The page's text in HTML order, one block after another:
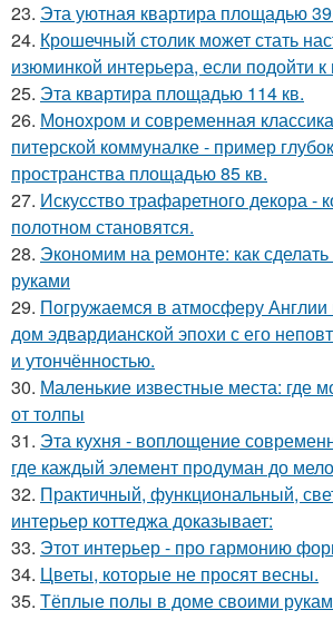
23. Эта уютная квартира площадью 39
24. Крошечный столик может стать
изюминкой интерьера, если подойти к
25. Эта квартира площадью 114 кв.
26. Монохром и современная
питерской коммуналке - пример
пространства площадью 85 кв.
27. Искусство трафаретного декора -
полотном становятся.
28. Экономим на ремонте: как
руками
29. Погружаемся в атмосферу Англии
дом эдвардианской эпохи с его
и утончённостью.
30. Маленькие известные места: где
от толпы
31. Эта кухня - воплощение
где каждый элемент продуман до
32. Практичный, функциональный,
интерьер коттеджа доказывает:
33. Этот интерьер - про гармонию
34. Цветы, которые не просят весны.
35. Тёплые полы в доме своими